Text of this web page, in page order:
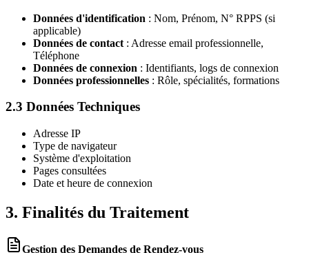
Données d'identification : Nom, Prénom, N° RPPS (si
applicable)
Données de contact : Adresse email professionnelle,
Téléphone
Données de connexion : Identifiants, logs de connexion
Données professionnelles : Rôle, spécialités, formations
2.3 Données Techniques
Adresse IP
Type de navigateur
Système d'exploitation
Pages consultées
Date et heure de connexion
3. Finalités du Traitement
Gestion des Demandes de Rendez-vous